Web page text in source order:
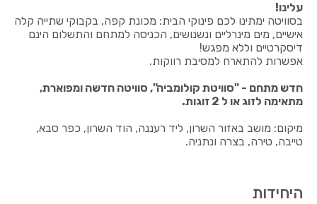
עלינו!
בסוויטה ימתינו לכם פינוקי הבית: מכונת קפה, בקבוקי שתייה קלה
אישיים, מים מינרליים ונשנושים, הכניסה למתחם והתשלום הינם
דיסקרטיים וללא מפגש!
אפשרות להתארח למסיבת רווקות.
חדש מתחם - "סוויטת קולומביה", סוויטה חדשה ומפוארת,
מתאימה לזוג או ל 2 זוגות.
מיקום: מושב באזור השרון, ליד רעננה, הוד השרון, כפר סבא,
טייבה, טירה, בצרה ונתניה.
היחידות